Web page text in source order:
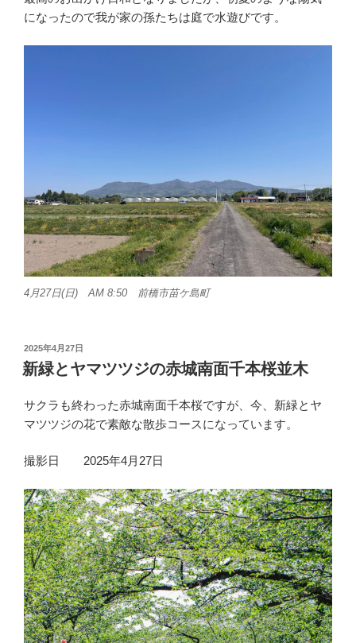
になったので我が家の孫たちは庭で水遊びです。
4月27日(日) AM 8:50 前橋市苗ケ島町
投
稿
日:
2025年4月27日
新緑とヤマツツジの赤城南面千本桜並木
サクラも終わった赤城南面千本桜ですが、今、新緑とヤ
マツツジの花で素敵な散歩コースになっています。
撮影日 2025年4月27日